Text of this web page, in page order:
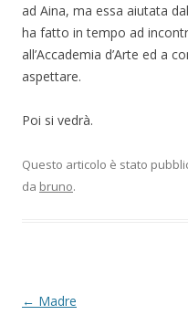
ad Aina, ma essa aiutata
ha fatto in tempo ad
all’Accademia d’Arte ed a
aspettare.
Poi si vedrà.
Questo articolo è stato
da bruno.
Navigazione
← Madre